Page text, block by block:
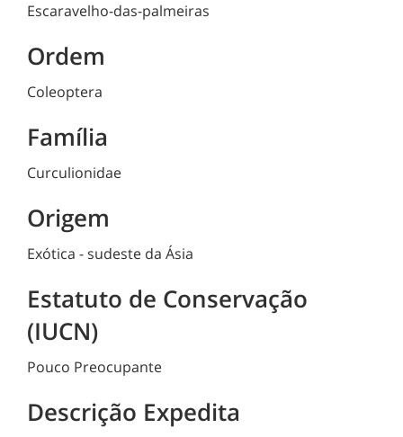
Escaravelho-das-palmeiras
Ordem
Coleoptera
Família
Curculionidae
Origem
Exótica - sudeste da Ásia
Estatuto de Conservação
(IUCN)
Pouco Preocupante
Descrição Expedita